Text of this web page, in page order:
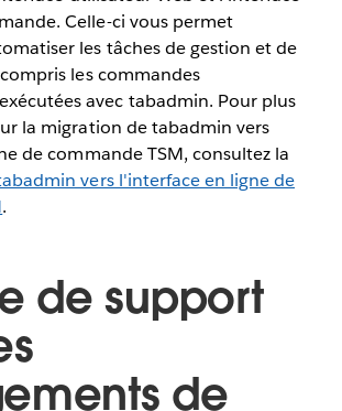
Celle-ci vous permet
les tâches de gestion et de
les commandes
avec tabadmin. Pour plus
la migration de tabadmin vers
de commande TSM, consultez la
vers l'interface en ligne de
.
de support
de